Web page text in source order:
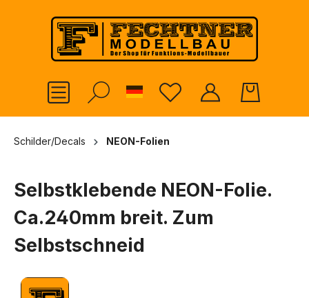
springen
German
Schilder/Decals NEON-Folien
Selbstklebende NEON-Folie.
Ca.240mm breit. Zum
Selbstschneid